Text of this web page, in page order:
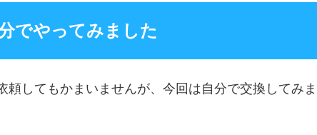
でやってみました
してもかまいませんが、今回は自分で交換してみま